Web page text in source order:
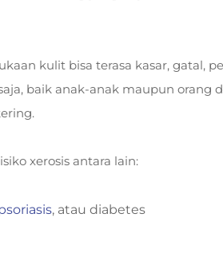
kulit bisa terasa kasar, gatal,
baik anak-anak maupun orang
xerosis antara lain:
, atau diabetes